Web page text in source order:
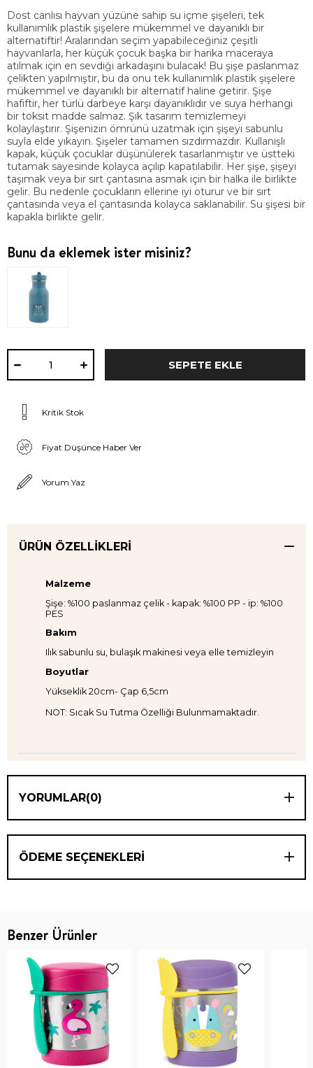
Dost canlısı hayvan yüzüne sahip su içme şişeleri, tek
kullanımlık plastik şişelere mükemmel ve dayanıklı bir
alternatiftir! Aralarından seçim yapabileceğiniz çeşitli
hayvanlarla, her küçük çocuk başka bir harika maceraya
atılmak için en sevdiği arkadaşını bulacak! Bu şişe paslanmaz
çelikten yapılmıştır, bu da onu tek kullanımlık plastik şişelere
mükemmel ve dayanıklı bir alternatif haline getirir. Şişe
hafiftir, her türlü darbeye karşı dayanıklıdır ve suya herhangi
bir toksit madde salmaz. Şık tasarım temizlemeyi
kolaylaştırır. Şişenizin ömrünü uzatmak için şişeyi sabunlu
suyla elde yıkayın. Şişeler tamamen sızdırmazdır. Kullanışlı
kapak, küçük çocuklar düşünülerek tasarlanmıştır ve üstteki
tutamak sayesinde kolayca açılıp kapatılabilir. Her şişe, şişeyi
taşımak veya bir sırt çantasına asmak için bir halka ile birlikte
gelir. Bu nedenle çocukların ellerine iyi oturur ve bir sırt
çantasında veya el çantasında kolayca saklanabilir. Su şişesi bir
kapakla birlikte gelir.
Bunu da eklemek ister misiniz?
Kritik Stok
Fiyat Düşünce Haber Ver
Yorum Yaz
ÜRÜN ÖZELLIKLERI
Malzeme
Şişe: %100 paslanmaz çelik - kapak: %100 PP - ip: %100
PES
Bakım
Ilık sabunlu su, bulaşık makinesi veya elle temizleyin
Boyutlar
Yükseklik 20cm- Çap 6,5cm
NOT: Sıcak Su Tutma Özelliği Bulunmamaktadır.
YORUMLAR(0)
ÖDEME SEÇENEKLERI
Benzer Ürünler